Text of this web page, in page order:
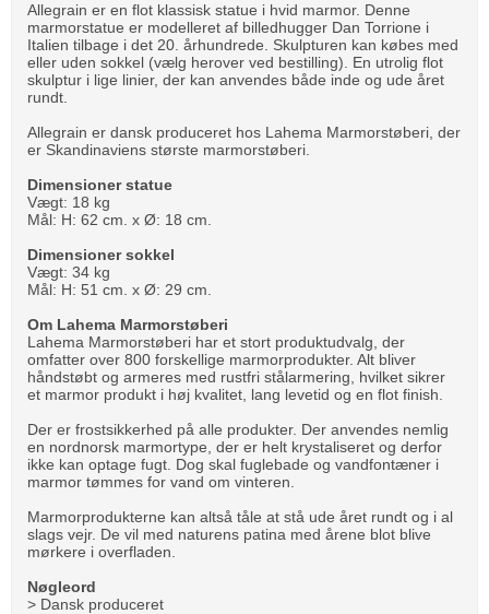
Allegrain er en flot klassisk statue i hvid marmor. Denne
marmorstatue er modelleret af billedhugger Dan Torrione i
Italien tilbage i det 20. århundrede. Skulpturen kan købes med
eller uden sokkel (vælg herover ved bestilling). En utrolig flot
skulptur i lige linier, der kan anvendes både inde og ude året
rundt.
Allegrain er dansk produceret hos Lahema Marmorstøberi, der
er Skandinaviens største marmorstøberi.
Dimensioner statue
Vægt: 18 kg
Mål: H: 62 cm. x Ø: 18 cm.
Dimensioner sokkel
Vægt: 34 kg
Mål: H: 51 cm. x Ø: 29 cm.
Om Lahema Marmorstøberi
Lahema Marmorstøberi har et stort produktudvalg, der
omfatter over 800 forskellige marmorprodukter. Alt bliver
håndstøbt og armeres med rustfri stålarmering, hvilket sikrer
et marmor produkt i høj kvalitet, lang levetid og en flot finish.
Der er frostsikkerhed på alle produkter. Der anvendes nemlig
en nordnorsk marmortype, der er helt krystaliseret og derfor
ikke kan optage fugt. Dog skal fuglebade og vandfontæner i
marmor tømmes for vand om vinteren.
Marmorprodukterne kan altså tåle at stå ude året rundt og i al
slags vejr. De vil med naturens patina med årene blot blive
mørkere i overfladen.
Nøgleord
> Dansk produceret